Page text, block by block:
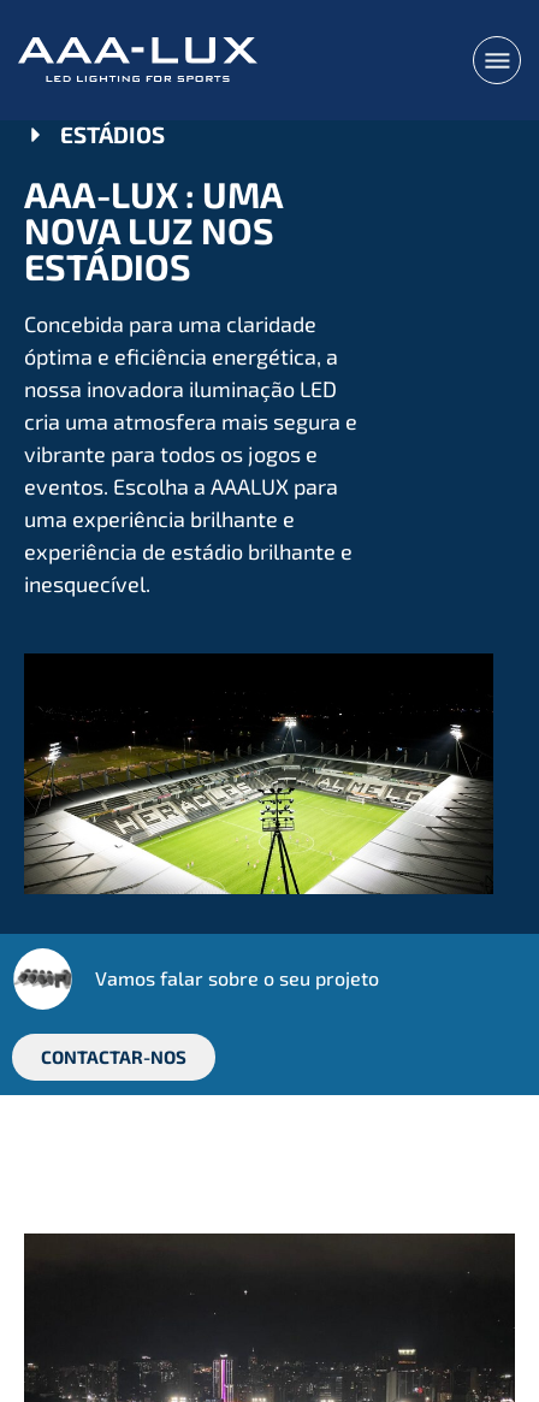
ESTÁDIOS
AAA-LUX : UMA
NOVA LUZ NOS
ESTÁDIOS
Concebida para uma claridade
óptima e eﬁciência energética, a
nossa inovadora iluminação LED
cria uma atmosfera mais segura e
vibrante para todos os jogos e
eventos. Escolha a AAALUX para
uma experiência brilhante e
experiência de estádio brilhante e
inesquecível.
Vamos falar sobre o seu projeto
CONTACTAR-NOS